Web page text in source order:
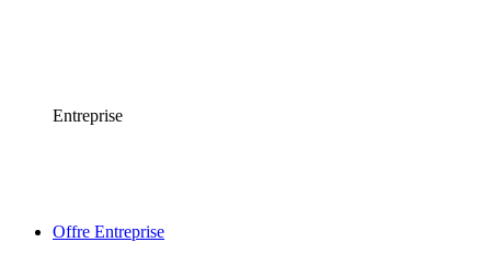
Entreprise
Offre Entreprise